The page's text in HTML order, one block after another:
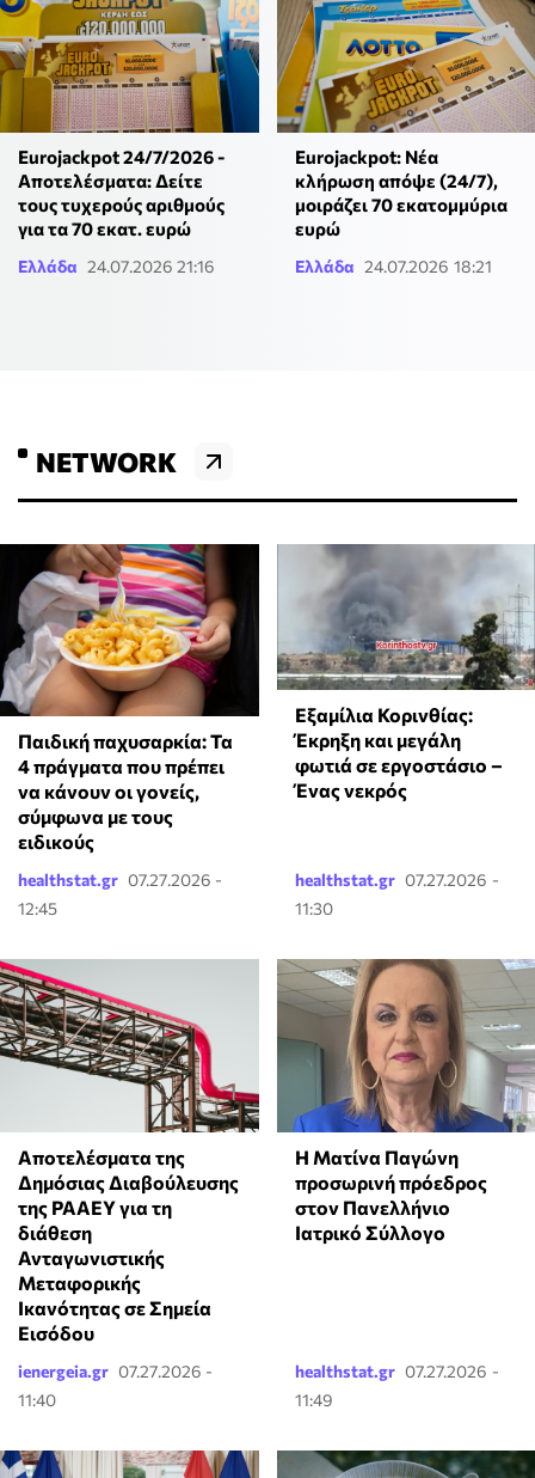
Eurojackpot 24/7/2026 -
Αποτελέσματα: Δείτε
τους τυχερούς αριθμούς
για τα 70 εκατ. ευρώ
Ελλάδα 24.07.2026 21:16
Eurojackpot: Νέα
κλήρωση απόψε (24/7),
μοιράζει 70 εκατομμύρια
ευρώ
Ελλάδα 24.07.2026 18:21
NETWORK
Παιδική παχυσαρκία: Τα
4 πράγματα που πρέπει
να κάνουν οι γονείς,
σύμφωνα με τους
ειδικούς
healthstat.gr 07.27.2026 -
12:45
Εξαμίλια Κορινθίας:
Έκρηξη και μεγάλη
φωτιά σε εργοστάσιο –
Ένας νεκρός
healthstat.gr 07.27.2026 -
11:30
Αποτελέσματα της
Δημόσιας Διαβούλευσης
της ΡΑΑΕΥ για τη
διάθεση
Ανταγωνιστικής
Μεταφορικής
Ικανότητας σε Σημεία
Εισόδου
ienergeia.gr 07.27.2026 -
11:40
Η Ματίνα Παγώνη
προσωρινή πρόεδρος
στον Πανελλήνιο
Ιατρικό Σύλλογο
healthstat.gr 07.27.2026 -
11:49